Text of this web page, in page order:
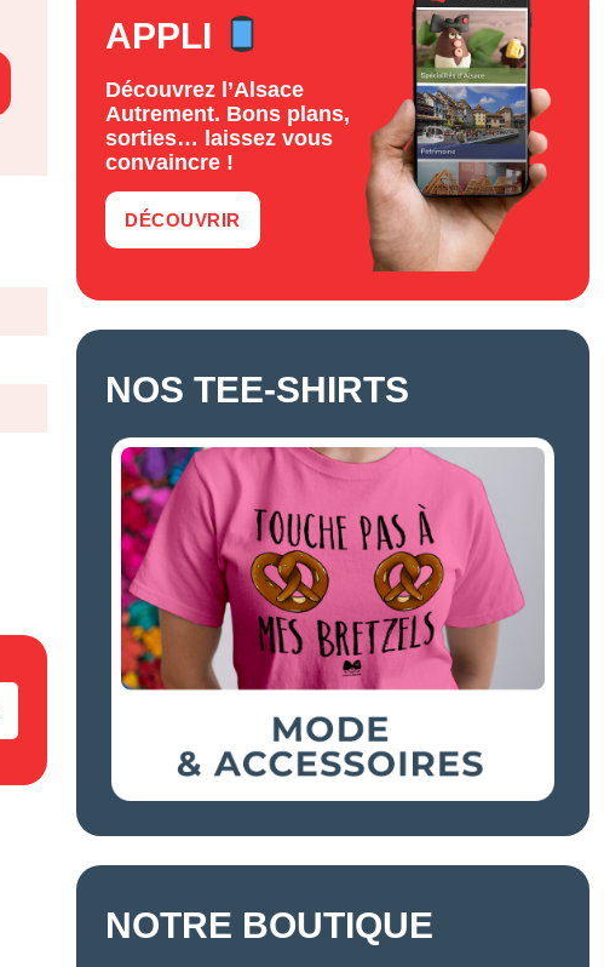
APPLI
Découvrez l’Alsace
Autrement. Bons plans,
sorties… laissez vous
convaincre !
DÉCOUVRIR
NOS TEE-SHIRTS
NOTRE BOUTIQUE